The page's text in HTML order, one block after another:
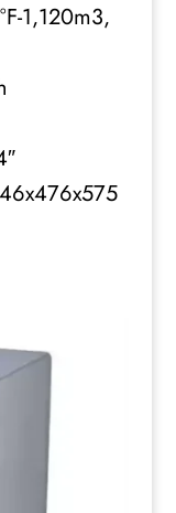
1,120m3,